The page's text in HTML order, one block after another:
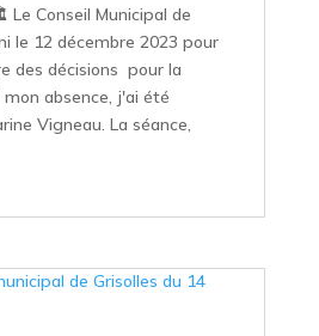
Conseil Municipal de
le 12 décembre 2023 pour
des décisions pour la
absence, j'ai été
Vigneau. La séance,